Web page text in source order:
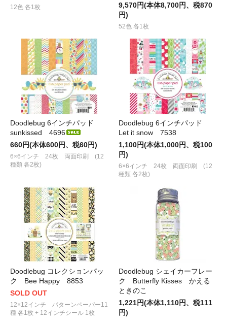
12色 各1枚
9,570円(本体8,700円、税870
円)
52色 各1枚
Doodlebug 6インチパッド
sunkissed 4696
660円(本体600円、税60円)
6×6インチ 24枚 両面印刷 (12
種類 各2枚)
Doodlebug 6インチパッド
Let it snow 7538
1,100円(本体1,000円、税100
円)
6×6インチ 24枚 両面印刷 (12
種類 各2枚)
Doodlebug コレクションパッ
ク Bee Happy 8853
SOLD OUT
12×12インチ パターンペーパー11
種 各1枚 + 12インチシール 1枚
Doodlebug シェイカーフレー
ク Butterfly Kisses かえる
ときのこ
1,221円(本体1,110円、税111
円)